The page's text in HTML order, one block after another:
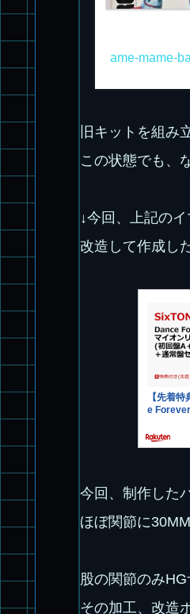
ame-mame-
旧キットを組み
この状態でも、
↓今回、上記の
改造して作成し
今回、制作した
ほぼ関節に
股の関節のみHG
その加工、改造